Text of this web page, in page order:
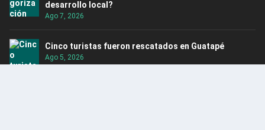
desarrollo local?
Ago 7, 2026
Cinco turistas fueron rescatados en Guatapé
Ago 5, 2026